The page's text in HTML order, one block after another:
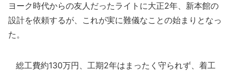
ヨーク時代からの友人だったライトに大正2年、新本館の
設計を依頼するが、これが実に難儀なことの始まりとなっ
た。
総工費約130万円、工期2年はまったく守られず、着工